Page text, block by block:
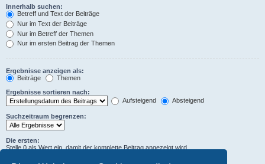
Innerhalb suchen:
Betreff und Text der Beiträge
Nur im Text der Beiträge
Nur im Betreff der Themen
Nur im ersten Beitrag der Themen
Ergebnisse anzeigen als:
Beiträge
Themen
Ergebnisse sortieren nach:
Aufsteigend
Absteigend
Suchzeitraum begrenzen:
Die ersten:
Stelle 0 als Wert ein, damit der komplette Beitrag angezeigt wird.